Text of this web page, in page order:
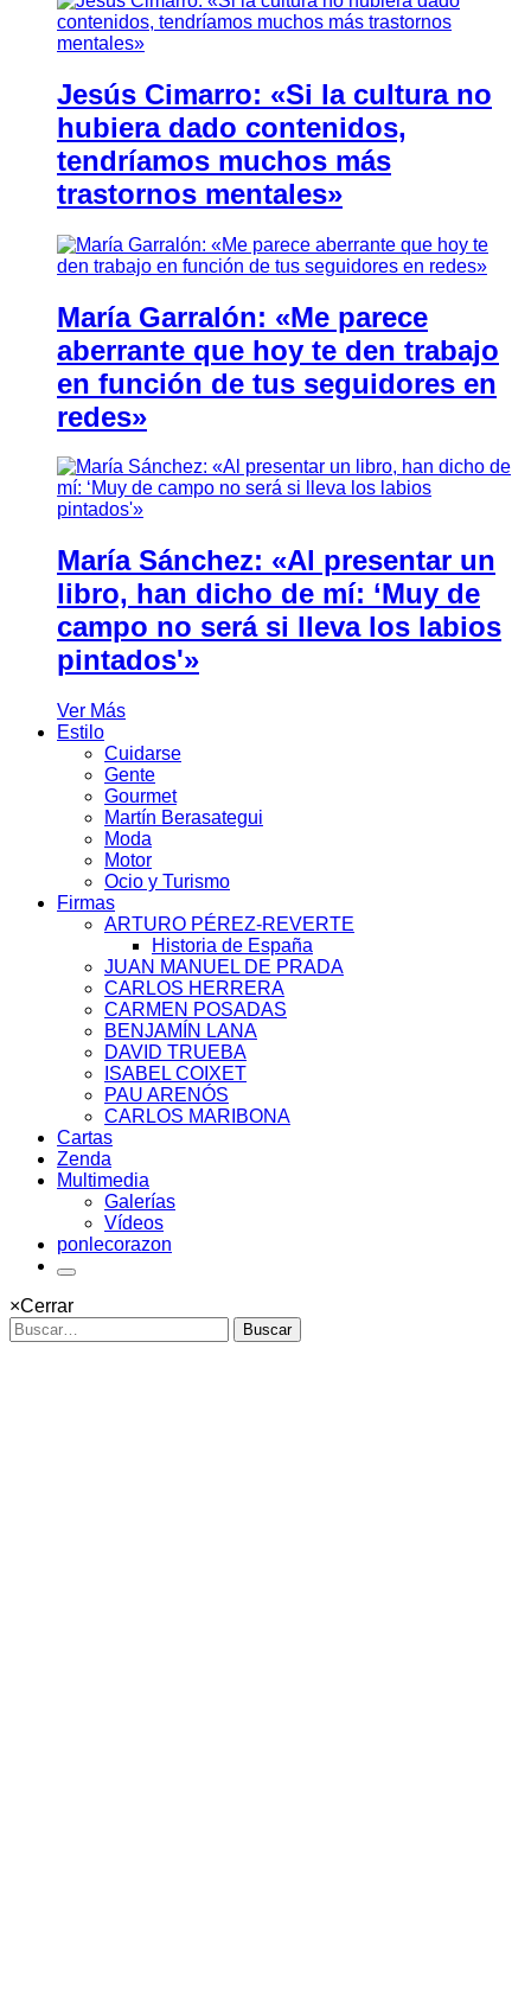
Jesús Cimarro: «Si la cultura no
hubiera dado contenidos,
tendríamos muchos más
trastornos mentales»
María Garralón: «Me parece
aberrante que hoy te den trabajo
en función de tus seguidores en
redes»
María Sánchez: «Al presentar un
libro, han dicho de mí: ‘Muy de
campo no será si lleva los labios
pintados'»
Ver Más
Estilo
Cuidarse
Gente
Gourmet
Martín Berasategui
Moda
Motor
Ocio y Turismo
Firmas
ARTURO PÉREZ-REVERTE
Historia de España
JUAN MANUEL DE PRADA
CARLOS HERRERA
CARMEN POSADAS
BENJAMÍN LANA
DAVID TRUEBA
ISABEL COIXET
PAU ARENÓS
CARLOS MARIBONA
Cartas
Zenda
Multimedia
Galerías
Vídeos
ponlecorazon
×Cerrar
Buscar